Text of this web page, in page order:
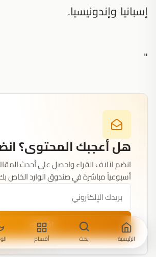
إسبانيا وإندونيسيا.
"
هل أعجبك المحتوى؟
انضم لآلاف القراء واحصل على أحدث
أسبوعياً مباشرة في صندوق الوارد الخاص
اشتراك
الرئيسية بحث أقسام